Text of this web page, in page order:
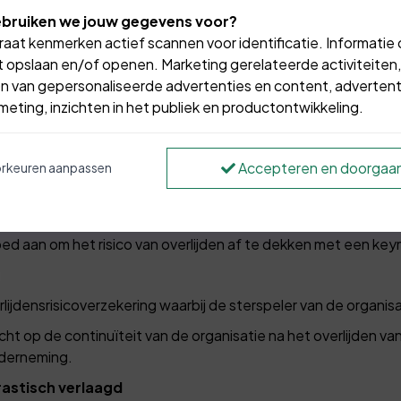
een voor de organisatie erg
een onderneming maar het kan ook een werknemer zijn.
of arbeidsongeschiktheid kan er veel indirecte
veel moeite en geld.
aan om het risico van overlijden af te dekken met een
waarbij de sterspeler van de
op de continuïteit van de organisatie na het overlijden
verlaagd
we jouw gegevens voor?
kenmerken actief scannen voor identificatie. Informatie
opslaan en/of openen. Marketing gerelateerde
van gepersonaliseerde advertenties en content,
inzichten in het publiek en productontwikkeling.
aanpassen Accepteren en